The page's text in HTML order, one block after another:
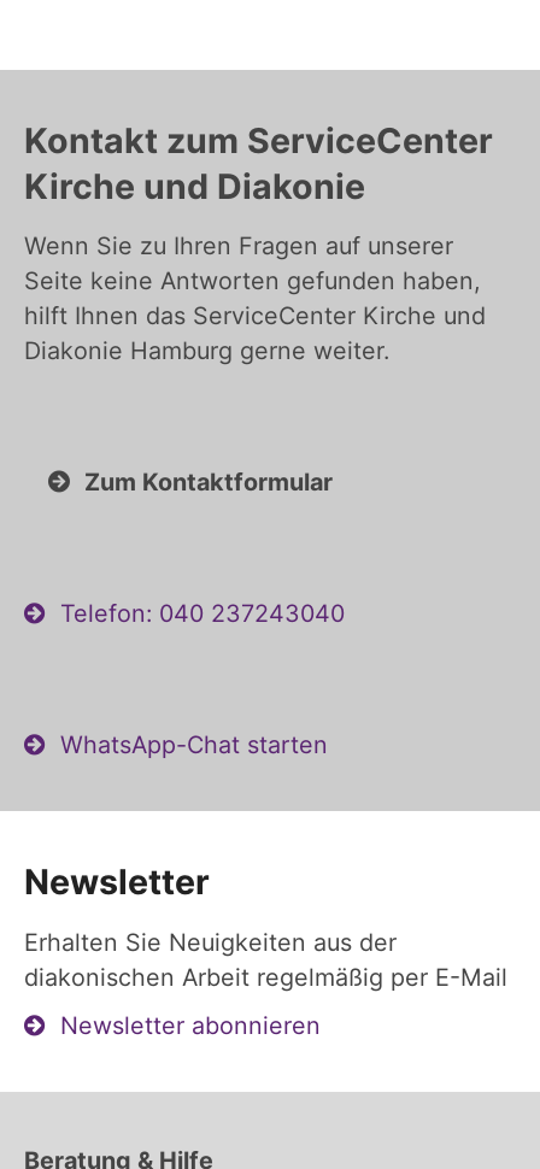
Kontakt zum ServiceCenter
Kirche und Diakonie
Wenn Sie zu Ihren Fragen auf unserer
Seite keine Antworten gefunden haben,
hilft Ihnen das ServiceCenter Kirche und
Diakonie Hamburg gerne weiter.
Zum Kontaktformular
Telefon: 040 237243040
WhatsApp-Chat starten
Newsletter
Erhalten Sie Neuigkeiten aus der
diakonischen Arbeit regelmäßig per E-Mail
Newsletter abonnieren
Beratung & Hilfe